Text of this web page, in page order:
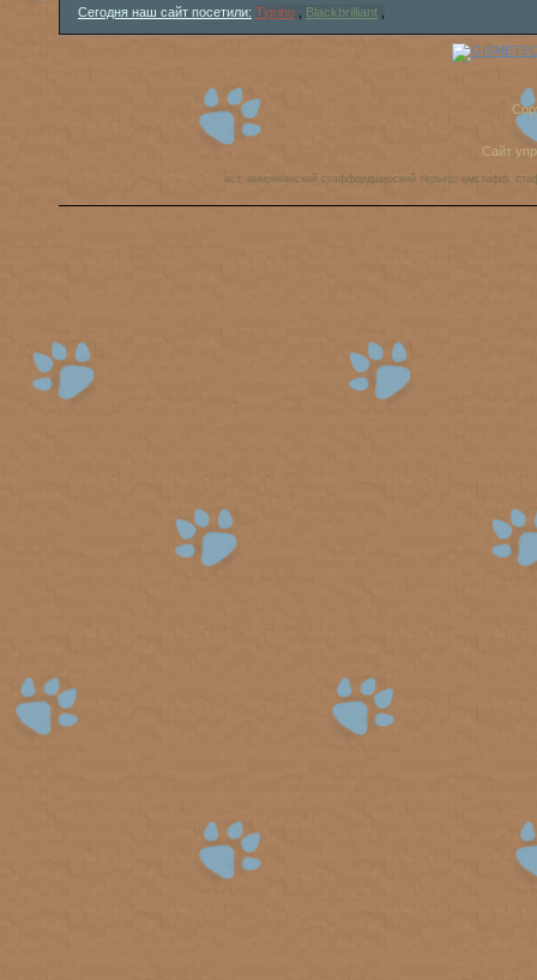
Сегодня наш сайт посетили: Tigrino Blackbrilliant
Сайт
аст, американский стаффордширский терьер, амстафф,